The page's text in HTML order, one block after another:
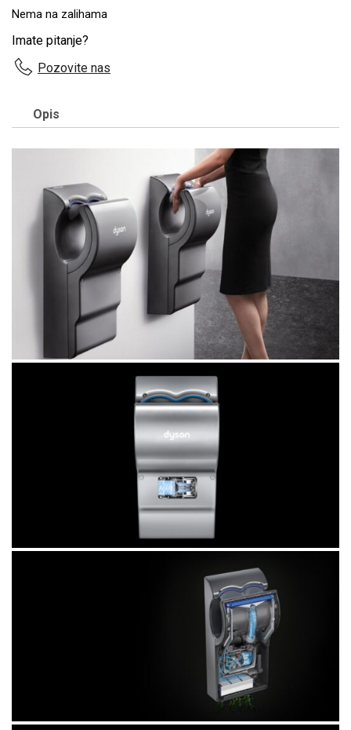
Nema na zalihama
Imate pitanje?
Pozovite nas
Opis